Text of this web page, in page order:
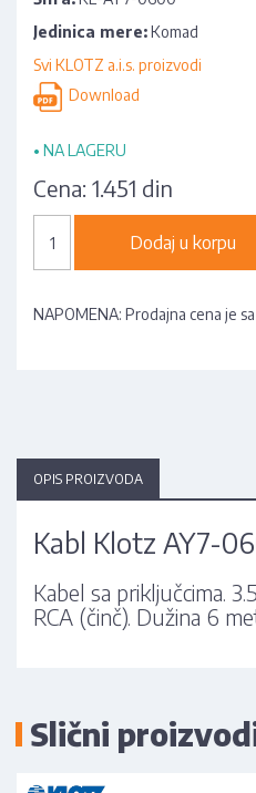
Jedinica mere:Komad
Svi KLOTZ a.i.s. proizvodi
Download
• NA LAGERU
Cena: 1.451 din
Dodaj u korpu
NAPOMENA: Prodajna cena je
OPIS PROIZVODA
Kabl Klotz AY7-
Kabel sa priključcima.
RCA (činč). Dužina 6
Slični